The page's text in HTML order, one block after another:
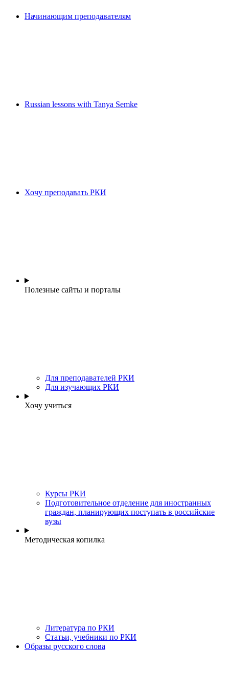
Начинающим преподавателям
Russian lessons with Tanya Semke
Хочу преподавать РКИ
Полезные сайты и порталы
Для преподавателей РКИ
Для изучающих РКИ
Хочу учиться
Курсы РКИ
Подготовительное отделение для иностранных
граждан, планирующих поступать в российские
вузы
Методическая копилка
Литература по РКИ
Статьи, учебники по РКИ
Образы русского слова